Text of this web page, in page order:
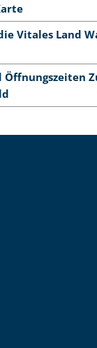
Vitales Land
Öffnungszeiten